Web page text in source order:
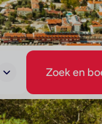
Zoek en